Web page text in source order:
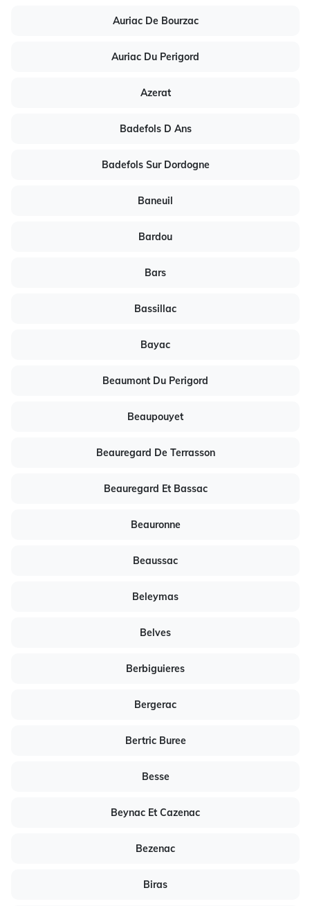
Auriac De Bourzac
Auriac Du Perigord
Azerat
Badefols D Ans
Badefols Sur Dordogne
Baneuil
Bardou
Bars
Bassillac
Bayac
Beaumont Du Perigord
Beaupouyet
Beauregard De Terrasson
Beauregard Et Bassac
Beauronne
Beaussac
Beleymas
Belves
Berbiguieres
Bergerac
Bertric Buree
Besse
Beynac Et Cazenac
Bezenac
Biras